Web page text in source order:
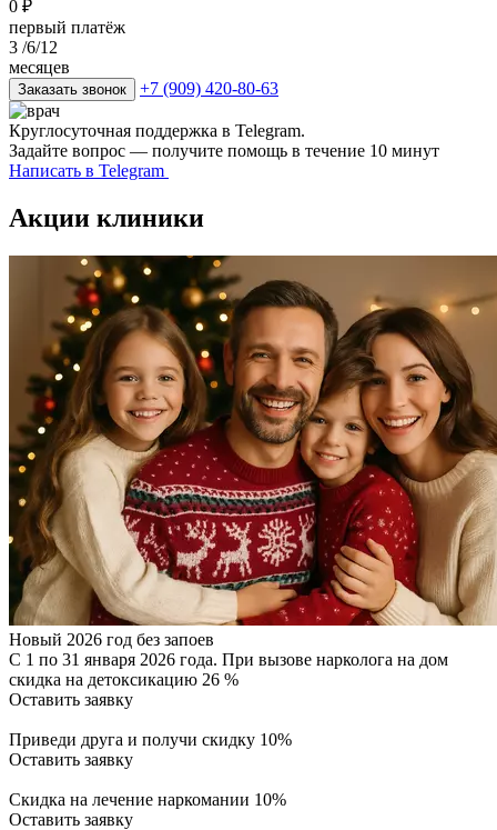
0 ₽
первый платёж
3 /6/12
месяцев
Заказать звонок +7 (909) 420-80-63
Круглосуточная поддержка в Telegram.
Задайте вопрос — получите помощь в течение 10 минут
Написать в Telegram
Акции клиники
Новый 2026 год без запоев
С 1 по 31 января 2026 года. При вызове нарколога на дом
скидка на детоксикацию 26 %
Оставить заявку
Приведи друга и получи скидку 10%
Оставить заявку
Скидка на лечение наркомании 10%
Оставить заявку